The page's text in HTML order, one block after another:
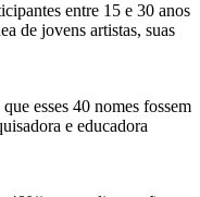
entre 15 e 30 anos
de jovens artistas, suas
esses 40 nomes fossem
e educadora